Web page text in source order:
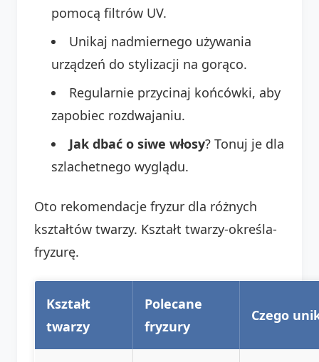
pomocą filtrów UV.
Unikaj nadmiernego używania
urządzeń do stylizacji na gorąco.
Regularnie przycinaj końcówki, aby
zapobiec rozdwajaniu.
Jak dbać o siwe włosy? Tonuj je dla
szlachetnego wyglądu.
Oto rekomendacje fryzur dla różnych
kształtów twarzy. Kształt twarzy-określa-
fryzurę.
Kształt
twarzy
Polecane
fryzury
Czego